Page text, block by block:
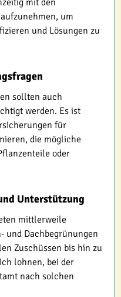
mit den
um
und Lösungen zu
sollten auch
werden. Es ist
für
die mögliche
oder
Unterstützung
mittlerweile
und Dachbegrünungen
Zuschüssen bis hin zu
lohnen, bei der
nach solchen